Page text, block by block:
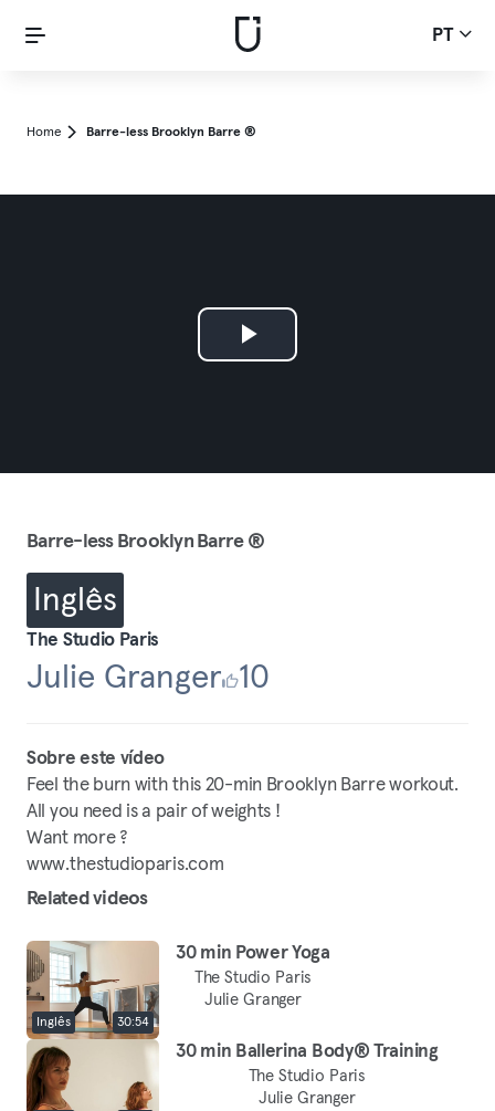
PT
Home Barre-less Brooklyn Barre ®
Play
Barre-less Brooklyn Barre ®
Inglês
The Studio Paris
Julie Granger 10
Sobre este vídeo
Feel the burn with this 20-min Brooklyn Barre workout.
All you need is a pair of weights !
Want more ?
www.thestudioparis.com
Related videos
Inglês 30:54
30 min Power Yoga
The Studio Paris
Julie Granger
30 min Ballerina Body® Training
The Studio Paris
Julie Granger